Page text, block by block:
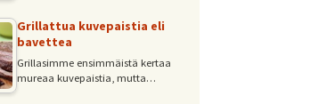
Grillattua kuvepaistia eli
bavettea
Grillasimme ensimmäistä kertaa
mureaa kuvepaistia, mutta…